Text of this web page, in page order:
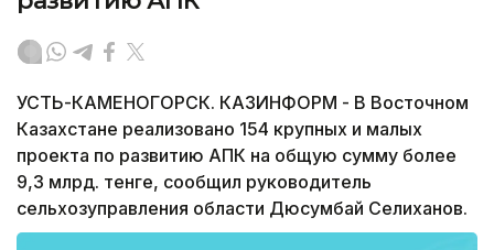
УСТЬ-КАМЕНОГОРСК. КАЗИНФОРМ - В Восточном
Казахстане реализовано 154 крупных и малых
проекта по развитию АПК на общую сумму более
9,3 млрд. тенге, сообщил руководитель
сельхозуправления области Дюсумбай Селиханов.